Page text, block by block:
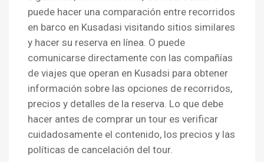
puede hacer una comparación entre recorridos
en barco en Kusadasi visitando sitios similares
y hacer su reserva en línea. O puede
comunicarse directamente con las compañías
de viajes que operan en Kusadsi para obtener
información sobre las opciones de recorridos,
precios y detalles de la reserva. Lo que debe
hacer antes de comprar un tour es verificar
cuidadosamente el contenido, los precios y las
políticas de cancelación del tour.